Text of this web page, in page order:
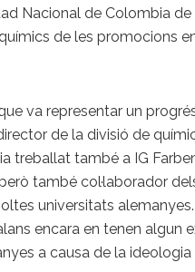
Nacional de Colombia de
de les promocions
va representar un
de la divisió de
treballat també a IG
també col·laborador
universitats
encara en tenen algun
a causa de la